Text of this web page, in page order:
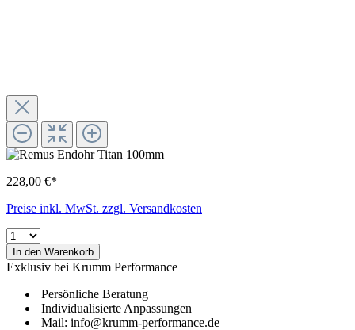
228,00 €*
Preise inkl. MwSt. zzgl. Versandkosten
In den Warenkorb
Exklusiv bei Krumm Performance
Persönliche Beratung
Individualisierte Anpassungen
Mail: info@krumm-performance.de